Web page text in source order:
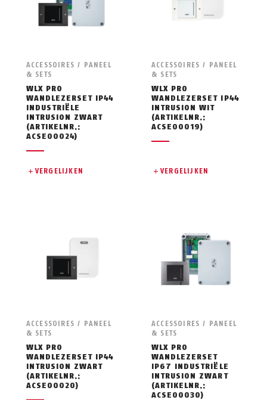
ACCESSOIRES / PANEEL
& SETS
WLX PRO
WANDLEZERSET IP44
INDUSTRIËLE
INTRUSION ZWART
(ARTIKELNR.:
ACSE00024)
VERGELIJKEN
ACCESSOIRES / PANEEL
& SETS
WLX PRO
WANDLEZERSET IP44
INTRUSION WIT
(ARTIKELNR.:
ACSE00019)
VERGELIJKEN
ACCESSOIRES / PANEEL
& SETS
WLX PRO
WANDLEZERSET IP44
INTRUSION ZWART
(ARTIKELNR.:
ACSE00020)
ACCESSOIRES / PANEEL
& SETS
WLX PRO
WANDLEZERSET
IP67 INDUSTRIËLE
INTRUSION ZWART
(ARTIKELNR.:
ACSE00030)